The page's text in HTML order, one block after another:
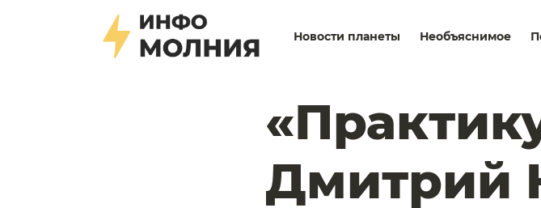
Новости планеты Необъяснимое
Дмитрий